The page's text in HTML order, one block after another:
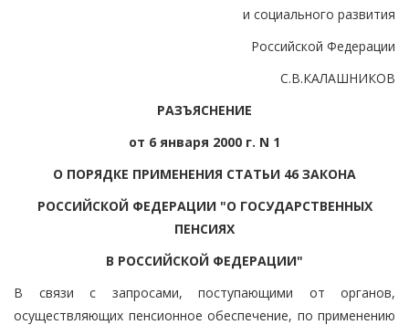
и социального развития
Российской Федерации
С.В.КАЛАШНИКОВ
РАЗЪЯСНЕНИЕ
от 6 января 2000 г. N 1
О ПОРЯДКЕ ПРИМЕНЕНИЯ СТАТЬИ 46 ЗАКОНА
РОССИЙСКОЙ ФЕДЕРАЦИИ "О ГОСУДАРСТВЕННЫХ
ПЕНСИЯХ
В РОССИЙСКОЙ ФЕДЕРАЦИИ"
В связи с запросами, поступающими от органов,
осуществляющих пенсионное обеспечение, по применению